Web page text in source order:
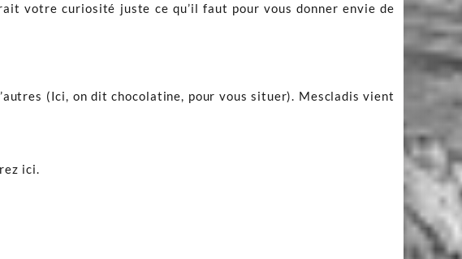
votre curiosité juste ce qu’il faut pour vous donner envie de
(Ici, on dit chocolatine, pour vous situer). Mescladis vient
ici.